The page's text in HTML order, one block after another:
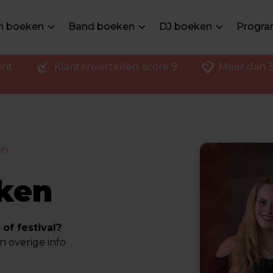
boeken Band boeken DJ boeken
Klantenvertellen: score 9 Meer dan
of festival?
overige info